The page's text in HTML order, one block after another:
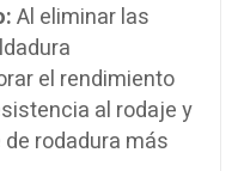
Al eliminar las
el rendimiento
al rodaje y
rodadura más